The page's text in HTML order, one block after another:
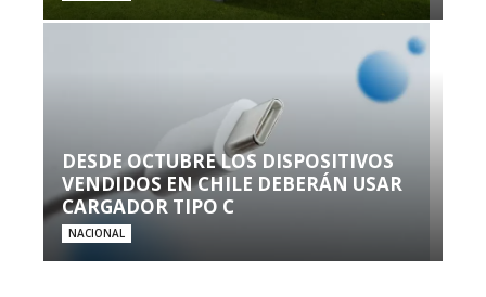
DESDE OCTUBRE LOS DISPOSITIVOS
VENDIDOS EN CHILE DEBERÁN USAR
CARGADOR TIPO C
NACIONAL